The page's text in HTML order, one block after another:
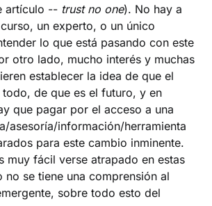
artículo -- trust no one). No hay a
un experto, o un único
lo que está pasando con este
otro lado, mucho interés y muchas
establecer la idea de que el
de que es el futuro, y en
que pagar por el acceso a una
asesoría/información/herramienta
para este cambio inminente.
muy fácil verse atrapado en estas
no se tiene una comprensión al
sobre todo esto del